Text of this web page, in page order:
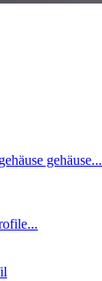
gehäuse...